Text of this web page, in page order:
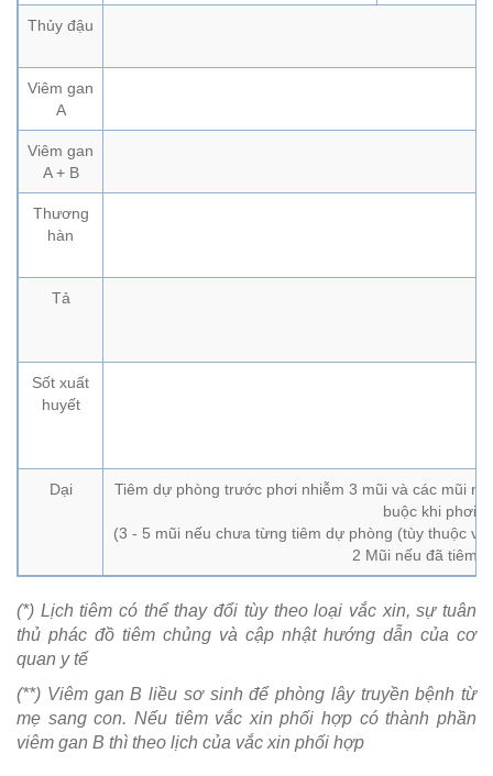
Thủy đậu
Viêm gan
A
Viêm gan
A + B
Thương
hàn
Tả
Sốt xuất
huyết
Dại
Tiêm dự phòng trước phơi nhiễm 3 mũi và các mũi
buộc khi phơi
(3 - 5 mũi nếu chưa từng tiêm dự phòng (tùy thuộc
2 Mũi nếu đã tiêm
(*) Lịch tiêm có thể thay đổi tùy theo loại vắc xin, sự tuân
thủ phác đồ tiêm chủng và cập nhật hướng dẫn của cơ
quan y tế
(**) Viêm gan B liều sơ sinh để phòng lây truyền bệnh từ
mẹ sang con. Nếu tiêm vắc xin phối hợp có thành phần
viêm gan B thì theo lịch của vắc xin phối hợp